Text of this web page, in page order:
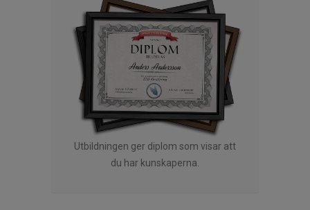
Utbildningen ger diplom som visar att
du har kunskaperna.